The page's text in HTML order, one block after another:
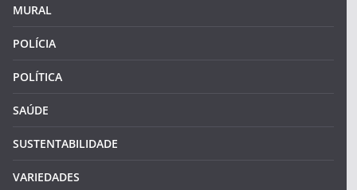
MURAL
POLÍCIA
POLÍTICA
SAÚDE
SUSTENTABILIDADE
VARIEDADES